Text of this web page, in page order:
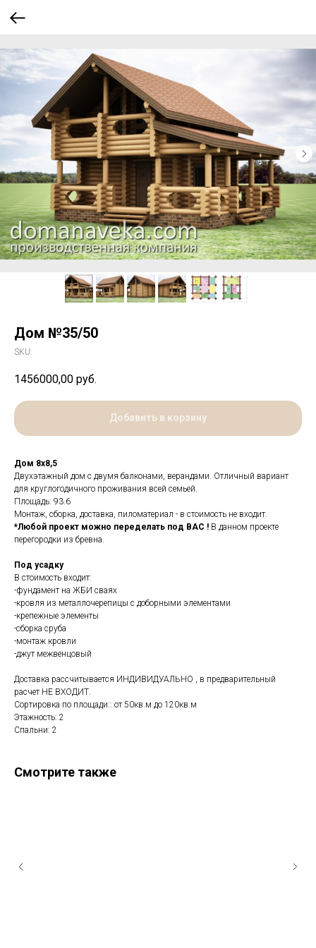
Дом №35/50
SKU:
1456000,00 руб.
Добавить в корзину
Дом 8х8,5
Двухэтажный дом с двумя балконами, верандами. Отличный вариант
для круглогодичного проживания всей семьей.
Площадь: 93.6
Монтаж, сборка, доставка, пиломатериал - в стоимость не входит.
*Любой проект можно переделать под ВАС ! В данном проекте
перегородки из бревна.
Под усадку
В стоимость входит:
-фундамент на ЖБИ сваях
-кровля из металлочерепицы с доборными элементами
-крепежные элементы
-сборка сруба
-монтаж кровли
-джут межвенцовый
Доставка рассчитывается ИНДИВИДУАЛЬНО , в предварительный
расчет НЕ ВХОДИТ.
Сортировка по площади:: от 50кв.м до 120кв.м
Этажность: 2
Спальни: 2
Смотрите также